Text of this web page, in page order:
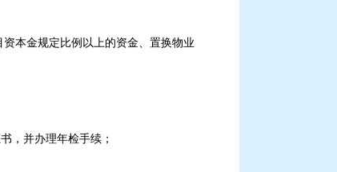
本金规定比例以上的资金、置换物业
，并办理年检手续；